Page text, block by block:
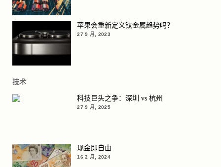
苹果会重新定义钛金属趋势吗？
27 9 月, 2023
技术
科技巨头之争：深圳 vs 杭州
27 9 月, 2025
现金即自由
16 2 月, 2024